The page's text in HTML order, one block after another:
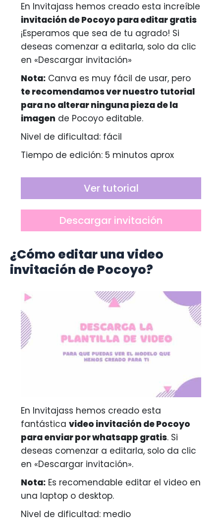
En Invitajass hemos creado esta increíble
invitación de Pocoyo para editar gratis
¡Esperamos que sea de tu agrado! Si
deseas comenzar a editarla, solo da clic
en «Descargar invitación»
Nota:Canva es muy fácil de usar, pero
te recomendamos ver nuestro tutorial
para no alterar ninguna pieza de la
imagen de Pocoyo editable.
Nivel de dificultad: fácil
Tiempo de edición: 5 minutos aprox
Ver tutorial
Descargar invitación
¿Cómo editar una video
invitación de Pocoyo?
En Invitajass hemos creado esta
fantástica video invitación de Pocoyo
para enviar por whatsapp gratis. Si
deseas comenzar a editarla, solo da clic
en «Descargar invitación».
Nota:Es recomendable editar el video en
una laptop o desktop.
Nivel de dificultad: medio